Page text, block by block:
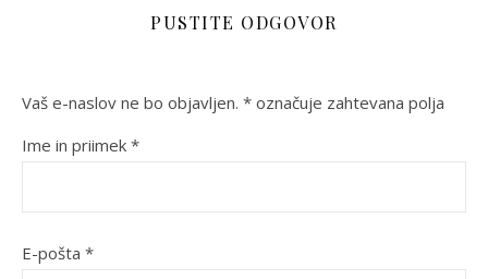
PUSTITE ODGOVOR
Vaš e-naslov ne bo objavljen. * označuje zahtevana polja
Ime in priimek *
E-pošta *